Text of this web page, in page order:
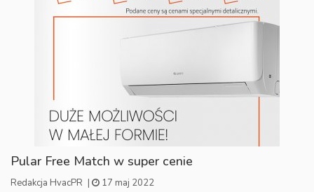
Pular Free Match w super cenie
Redakcja HvacPR |
17 maj 2022